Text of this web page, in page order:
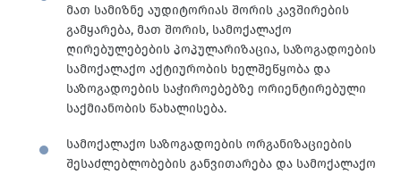
მათ სამიზნე აუდიტორიას შორის კავშირების
გამყარება, მათ შორის, სამოქალაქო
ღირებულებების პოპულარიზაცია, საზოგადოების
სამოქალაქო აქტიურობის ხელშეწყობა და
საზოგადოების საჭიროებებზე ორიენტირებული
საქმიანობის წახალისება.
სამოქალაქო საზოგადოების ორგანიზაციების
შესაძლებლობების განვითარება და სამოქალაქო